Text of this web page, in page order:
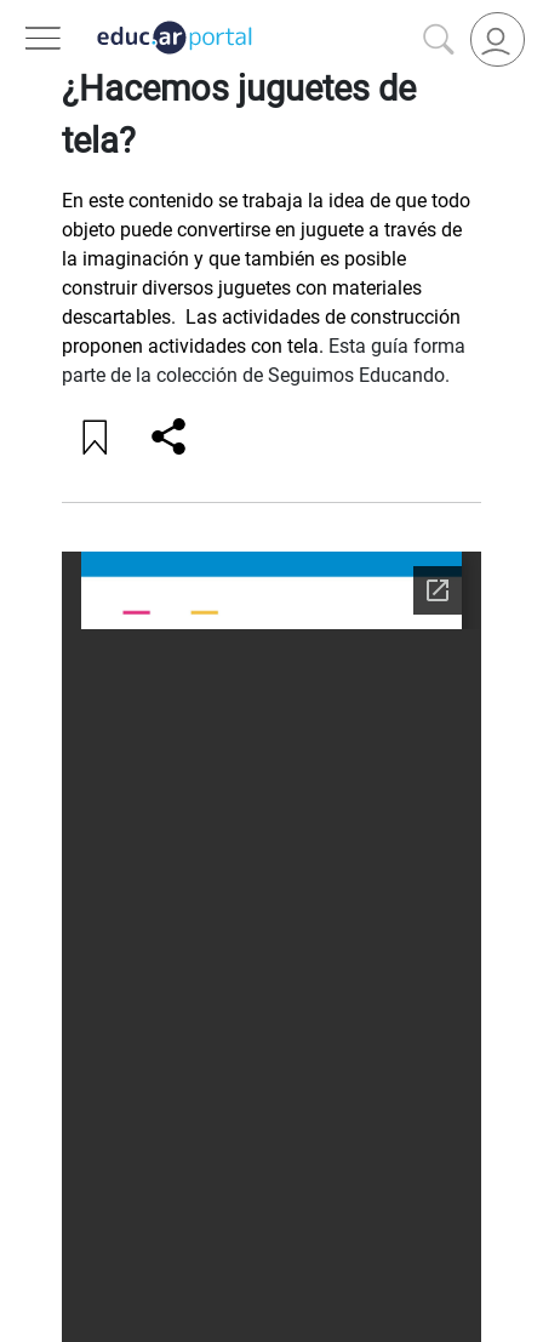
VOLVER A FILTROS
¿Hacemos juguetes de
tela?
En este contenido se trabaja la idea de que todo
objeto puede convertirse en juguete a través de
la imaginación y que también es posible
construir diversos juguetes con materiales
descartables. Las actividades de construcción
proponen actividades con tela. Esta guía forma
parte de la colección de Seguimos Educando.